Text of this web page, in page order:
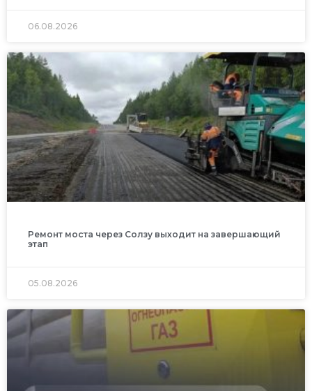
06.08.2026
Ремонт моста через Солзу выходит на завершающий
этап
05.08.2026